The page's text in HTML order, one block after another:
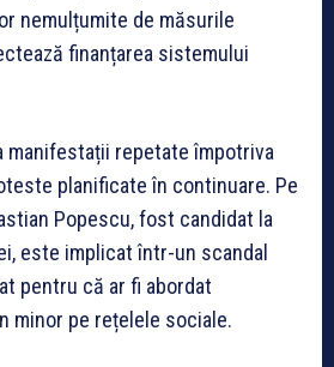
nemulțumite de măsurile
finanțarea sistemului
manifestații repetate împotriva
planificate în continuare. Pe
Popescu, fost candidat la
este implicat într-un scandal
pentru că ar fi abordat
minor pe rețelele sociale.